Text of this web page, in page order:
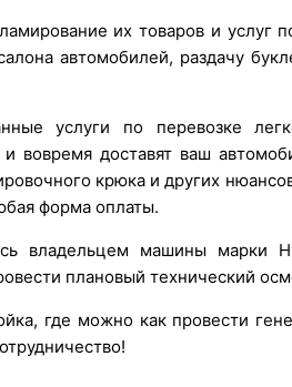
их товаров и услуг
автомобилей, раздачу
услуги по перевозке
вовремя доставят ваш
крюка и других
форма оплаты.
владельцем машины марки
плановый технический
где можно как провести